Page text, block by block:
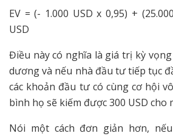
EV = (- 1.000 USD x 0,95) +
USD
Điều này có nghĩa là giá trị kỳ vọng
dương và nếu nhà đầu tư tiếp tục
các khoản đầu tư có cùng cơ hội
bình họ sẽ kiếm được 300 USD cho
Nói một cách đơn giản hơn,